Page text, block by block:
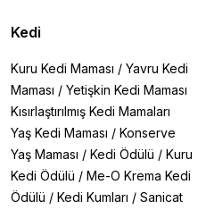
Kedi
Kuru Kedi Maması / Yavru Kedi
Maması / Yetişkin Kedi Maması
Kısırlaştırılmış Kedi Mamaları
Yaş Kedi Maması / Konserve
Yaş Maması / Kedi Ödülü / Kuru
Kedi Ödülü / Me-O Krema Kedi
Ödülü / Kedi Kumları / Sanicat